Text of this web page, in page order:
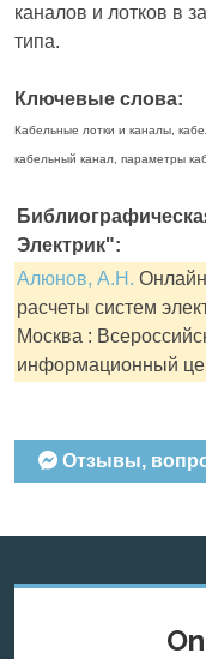
каналов и лотков в
типа.
Ключевые слова:
Кабельные лотки и каналы,
кабельный канал, параметры
Электрик":
Алюнов, А.Н.
расчеты систем
Москва :
информационный
Отзывы,